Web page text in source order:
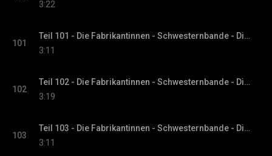
3:22
101
Teil 101 - Die Fabrikantinnen - Schwesternbande - Die Fabrikantinnen-Saga, Band 1
3:11
102
Teil 102 - Die Fabrikantinnen - Schwesternbande - Die Fabrikantinnen-Saga, Band 1
3:19
103
Teil 103 - Die Fabrikantinnen - Schwesternbande - Die Fabrikantinnen-Saga, Band 1
3:11